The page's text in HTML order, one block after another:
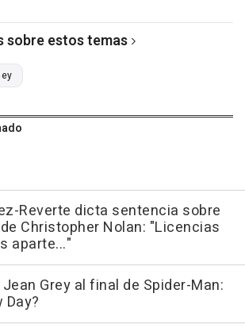
sobre estos temas
Reverte dicta sentencia sobre
Christopher Nolan: "Licencias
aparte..."
Jean Grey al final de Spider-Man:
Day?